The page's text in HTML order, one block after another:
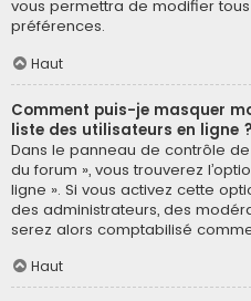
vous permettra de modifier
préférences.
Haut
Comment puis-je masquer
liste des utilisateurs en ligne ?
Dans le panneau de contrôle de
du forum », vous trouverez
ligne ». Si vous activez cette
des administrateurs, des
serez alors comptabilisé
Haut